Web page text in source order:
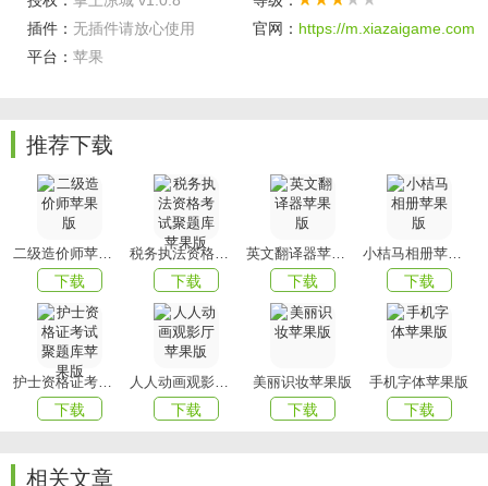
软件特色
1、是凉山广播电视台倾力打造的掌上移动客户端产品，掌上
服务为一体，为用户打造一个专业、实用、真实、简单、丰
上文就是小编为您带来的掌上凉城的内容介绍了，更多精彩
APP尽在
mmxiazai。
插件： 无插件请放心使用 官网： https://m.xiazaigame.com
平台： 苹果
推荐下载
二级造价师苹果版
下载
税务执法资格考试聚题库苹果版
下载
英文翻译器苹果版
下载
小桔马相册苹果版
下载
护士资格证考试聚题库苹果版
下载
人人动画观影厅苹果版
下载
美丽识妆苹果版
下载
手机字体苹果版
下载
相关文章